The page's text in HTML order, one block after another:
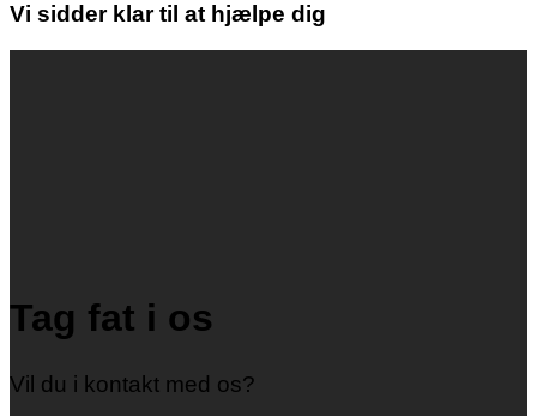
Vi sidder klar til at hjælpe dig
Tag fat i os
Vil du i kontakt med os?